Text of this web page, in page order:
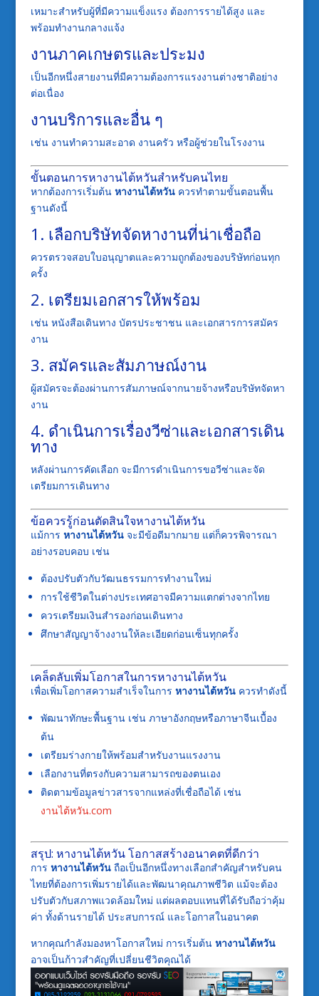
เหมาะสำหรับผู้ที่มีความแข็งแรง ต้องการรายได้สูง และ
พร้อมทำงานกลางแจ้ง
งานภาคเกษตรและประมง
เป็นอีกหนึ่งสายงานที่มีความต้องการแรงงานต่างชาติอย่าง
ต่อเนื่อง
งานบริการและอื่น ๆ
เช่น งานทำความสะอาด งานครัว หรือผู้ช่วยในโรงงาน
ขั้นตอนการหางานไต้หวันสำหรับคนไทย
หากต้องการเริ่มต้น หางานไต้หวันควรทำตามขั้นตอนพื้น
ฐานดังนี้
1. เลือกบริษัทจัดหางานที่น่าเชื่อถือ
ควรตรวจสอบใบอนุญาตและความถูกต้องของบริษัทก่อนทุก
ครั้ง
2. เตรียมเอกสารให้พร้อม
เช่น หนังสือเดินทาง บัตรประชาชน และเอกสารการสมัคร
งาน
3. สมัครและสัมภาษณ์งาน
ผู้สมัครจะต้องผ่านการสัมภาษณ์จากนายจ้างหรือบริษัทจัดหา
งาน
4. ดำเนินการเรื่องวีซ่าและเอกสารเดิน
ทาง
หลังผ่านการคัดเลือก จะมีการดำเนินการขอวีซ่าและจัด
เตรียมการเดินทาง
ข้อควรรู้ก่อนตัดสินใจหางานไต้หวัน
แม้การ หางานไต้หวันจะมีข้อดีมากมาย แต่ก็ควรพิจารณา
อย่างรอบคอบ เช่น
ต้องปรับตัวกับวัฒนธรรมการทำงานใหม่
การใช้ชีวิตในต่างประเทศอาจมีความแตกต่างจากไทย
ควรเตรียมเงินสำรองก่อนเดินทาง
ศึกษาสัญญาจ้างงานให้ละเอียดก่อนเซ็นทุกครั้ง
เคล็ดลับเพิ่มโอกาสในการหางานไต้หวัน
เพื่อเพิ่มโอกาสความสำเร็จในการ หางานไต้หวันควรทำดังนี้
พัฒนาทักษะพื้นฐาน เช่น ภาษาอังกฤษหรือภาษาจีนเบื้อง
ต้น
เตรียมร่างกายให้พร้อมสำหรับงานแรงงาน
เลือกงานที่ตรงกับความสามารถของตนเอง
ติดตามข้อมูลข่าวสารจากแหล่งที่เชื่อถือได้ เช่น
งานไต้หวัน.com
สรุป: หางานไต้หวัน โอกาสสร้างอนาคตที่ดีกว่า
การ หางานไต้หวันถือเป็นอีกหนึ่งทางเลือกสำคัญสำหรับคน
ไทยที่ต้องการเพิ่มรายได้และพัฒนาคุณภาพชีวิต แม้จะต้อง
ปรับตัวกับสภาพแวดล้อมใหม่ แต่ผลตอบแทนที่ได้รับถือว่าคุ้ม
ค่า ทั้งด้านรายได้ ประสบการณ์ และโอกาสในอนาคต
หากคุณกำลังมองหาโอกาสใหม่ การเริ่มต้น หางานไต้หวัน
อาจเป็นก้าวสำคัญที่เปลี่ยนชีวิตคุณได้